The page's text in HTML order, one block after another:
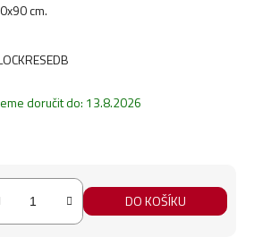
cm.
doručit do: 13.8.2026
DO KOŠÍKU